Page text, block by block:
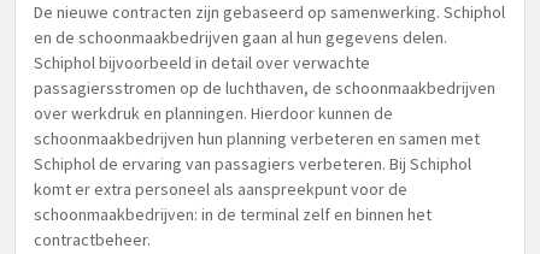
De nieuwe contracten zijn gebaseerd op samenwerking. Schiphol
en de schoonmaakbedrijven gaan al hun gegevens delen.
Schiphol bijvoorbeeld in detail over verwachte
passagiersstromen op de luchthaven, de schoonmaakbedrijven
over werkdruk en planningen. Hierdoor kunnen de
schoonmaakbedrijven hun planning verbeteren en samen met
Schiphol de ervaring van passagiers verbeteren. Bij Schiphol
komt er extra personeel als aanspreekpunt voor de
schoonmaakbedrijven: in de terminal zelf en binnen het
contractbeheer.